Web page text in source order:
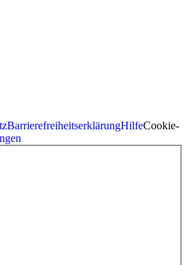
BarrierefreiheitserklärungHilfeCookie-